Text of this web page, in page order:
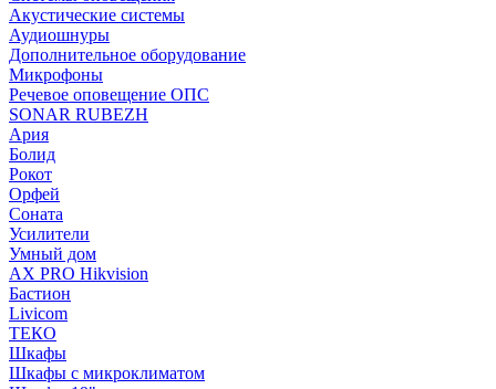
Акустические системы
Аудиошнуры
Дополнительное оборудование
Микрофоны
Речевое оповещение ОПС
SONAR RUBEZH
Ария
Болид
Рокот
Орфей
Соната
Усилители
Умный дом
AX PRO Hikvision
Бастион
Livicom
ТЕКО
Шкафы
Шкафы с микроклиматом